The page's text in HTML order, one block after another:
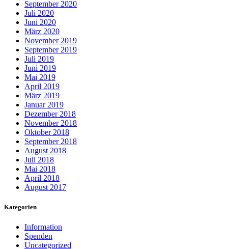
September 2020
Juli 2020
Juni 2020
März 2020
November 2019
September 2019
Juli 2019
Juni 2019
Mai 2019
April 2019
März 2019
Januar 2019
Dezember 2018
November 2018
Oktober 2018
September 2018
August 2018
Juli 2018
Mai 2018
April 2018
August 2017
Kategorien
Information
Spenden
Uncategorized